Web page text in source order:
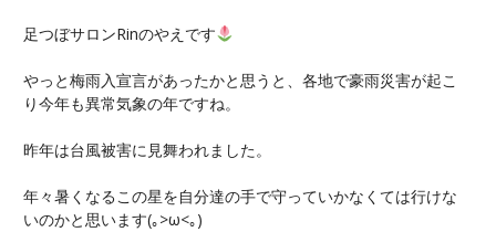
足つぼサロンRinのやえです
やっと梅雨入宣言があったかと思うと、各地で豪雨災害が起こ
り今年も異常気象の年ですね。
昨年は台風被害に見舞われました。
年々暑くなるこの星を自分達の手で守っていかなくては行けな
いのかと思います(｡>ω<｡)